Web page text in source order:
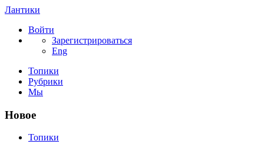
Лантики
Войти
Зарегистрироваться
Eng
Топики
Рубрики
Мы
Новое
Топики